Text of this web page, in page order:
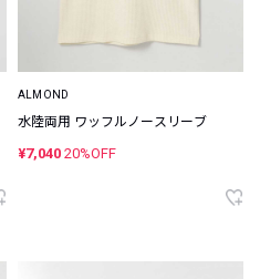
ALMOND
水陸両用 ワッフルノースリーブ
¥7,040 20%OFF